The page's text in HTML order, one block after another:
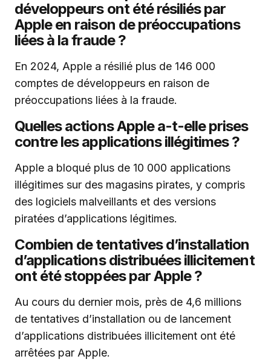
développeurs ont été résiliés par
Apple en raison de préoccupations
liées à la fraude ?
En 2024, Apple a résilié plus de 146 000
comptes de développeurs en raison de
préoccupations liées à la fraude.
Quelles actions Apple a-t-elle prises
contre les applications illégitimes ?
Apple a bloqué plus de 10 000 applications
illégitimes sur des magasins pirates, y compris
des logiciels malveillants et des versions
piratées d’applications légitimes.
Combien de tentatives d’installation
d’applications distribuées illicitement
ont été stoppées par Apple ?
Au cours du dernier mois, près de 4,6 millions
de tentatives d’installation ou de lancement
d’applications distribuées illicitement ont été
arrêtées par Apple.